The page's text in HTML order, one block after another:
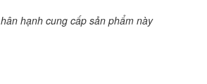
hân hạnh cung cấp sản phẩm này